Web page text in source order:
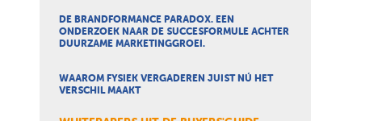
DE BRANDFORMANCE PARADOX. EEN
ONDERZOEK NAAR DE SUCCESFORMULE ACHTER
DUURZAME MARKETINGGROEI.
WAAROM FYSIEK VERGADEREN JUIST NÚ HET
VERSCHIL MAAKT